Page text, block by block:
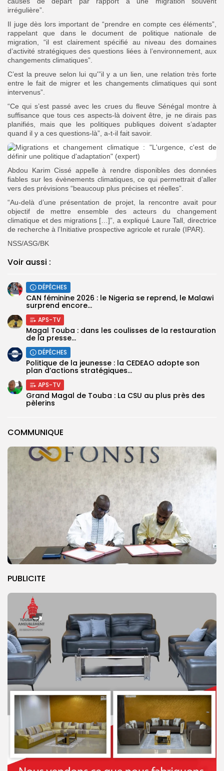
COMMUNIQUE
PUBLICITE
irrégulière”.
Il juge dès lors important de “prendre en compte ces éléments”,
rappelant que dans le document de politique nationale de
migration, “il est clairement spécifié au niveau des domaines
d’activité stratégiques des questions liées à l’environnement, aux
changements climatiques”.
C’est la preuve selon lui qu'”il y a un lien, une relation très forte
entre le fait de migrer et les changements climatiques qui sont
intervenus”.
“Ce qui s’est passé avec les crues du fleuve Sénégal montre à
suffisance que tous ces aspects-là doivent être, je ne dirais pas
planifiés, mais que les politiques publiques doivent s’adapter
quand il y a ces questions-là”, a-t-il fait savoir.
Abdou Karim Cissé appelle à rendre disponibles des données
fiables sur les évènements climatiques, ce qui permettrait d’aller
vers des prévisions “beaucoup plus précises et réelles”.
“Au-delà d’une présentation de projet, la rencontre avait pour
objectif de mettre ensemble des acteurs du changement
climatique et des migrations […]”, a expliqué Laure Tall, directrice
de recherche à l’Initiative prospective agricole et rurale (IPAR).
NSS/ASG/BK
Voir aussi :
DÉPÊCHES
‎CAN féminine 2026 : le Nigeria se reprend, le Malawi
surprend encore...
APS-TV
Magal Touba : dans les coulisses de la restauration
de la presse...
DÉPÊCHES
Politique de la jeunesse : la CEDEAO adopte son
plan d’actions stratégiques...
APS-TV
Grand Magal de Touba : La CSU au plus près des
pèlerins